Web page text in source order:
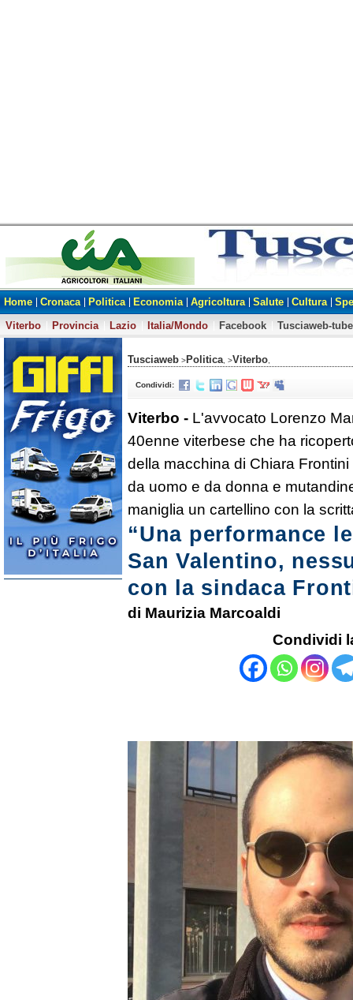
Home Cronaca Politica Economia Agricoltura Salute Cultura
Viterbo
Provincia Lazio Italia/Mondo Facebook Tusciaweb-tube
Tusciaweb >Politica , >Viterbo
Condividi:
Viterbo - L'avvocato Lorenzo
40enne viterbese che ha
della macchina di Chiara
da uomo e da donna e
maniglia un cartellino con la
“Una performance
San Valentino,
con la sindaca
di Maurizia Marcoaldi
Condividi